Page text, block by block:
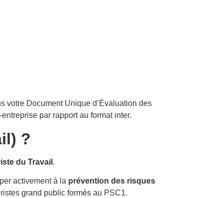
votre Document Unique d’Évaluation des
par rapport au format inter.
?
du Travail .
activement à la prévention des risques
grand public formés au PSC1.